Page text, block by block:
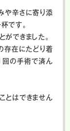
や辛さに寄り添
です。
できました。
存在にたどり着
回の手術で済ん
とはできません